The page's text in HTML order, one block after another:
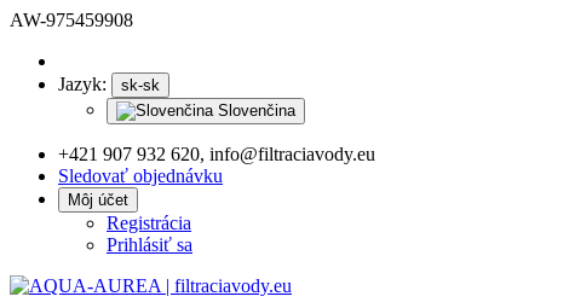
AW-975459908
Jazyk:
sk-sk
Slovenčina
+421 907 932 620, info@filtraciavody.eu
Sledovať objednávku
Môj účet
Registrácia
Prihlásiť sa